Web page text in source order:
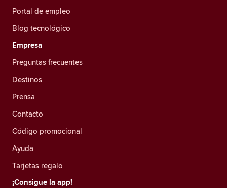
Portal de empleo
Blog tecnológico
Empresa
Preguntas frecuentes
Destinos
Prensa
Contacto
Código promocional
Ayuda
Tarjetas regalo
¡Consigue la app!